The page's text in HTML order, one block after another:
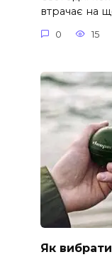
втрачає на
0 15
Як